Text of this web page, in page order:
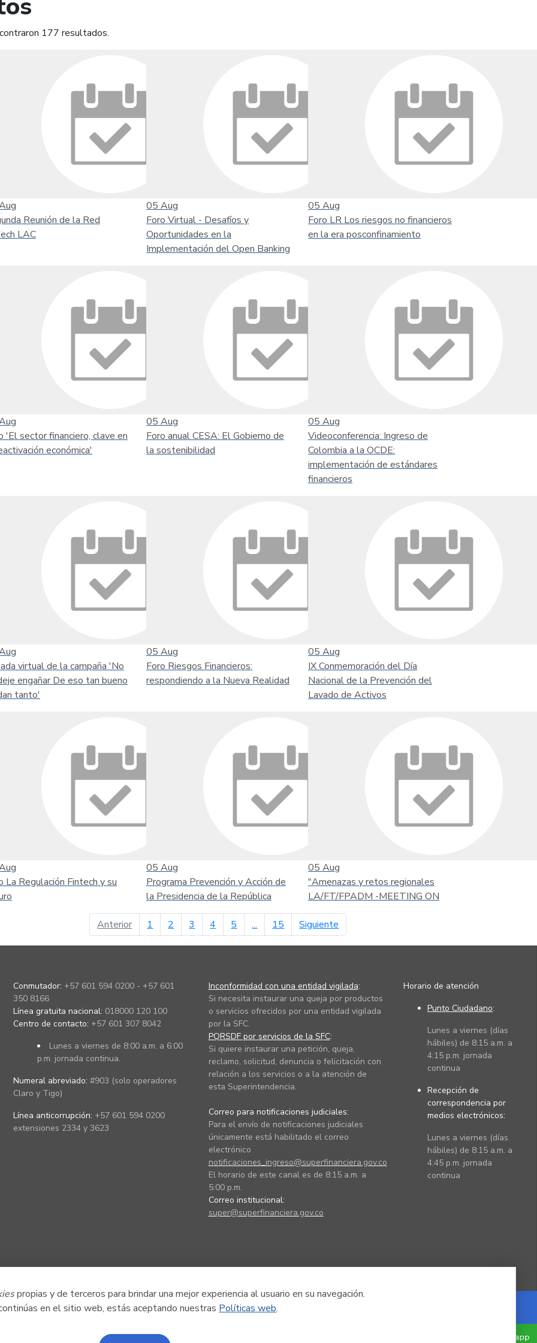
propias y de terceros para brindar una mejor experiencia al usuario en su navegación.
en el sitio web, estás aceptando nuestras Políticas web.
177 resultados.
Reunión de la Red
LAC
05 Aug
Foro Virtual - Desafíos y
Oportunidades en la
Implementación del Open Banking
05 Aug
Foro LR Los riesgos no financieros
en la era posconfinamiento
'El sector financiero, clave en
económica'
05 Aug
Foro anual CESA: El Gobierno de
la sostenibilidad
05 Aug
Videoconferencia: Ingreso de
Colombia a la OCDE:
implementación de estándares
financieros
virtual de la campaña 'No
engañar De eso tan bueno
tanto'
05 Aug
Foro Riesgos Financieros:
respondiendo a la Nueva Realidad
05 Aug
IX Conmemoración del Día
Nacional de la Prevención del
Lavado de Activos
La Regulación Fintech y su
05 Aug
Programa Prevención y Acción de
la Presidencia de la República
05 Aug
"Amenazas y retos regionales
LA/FT/FPADM -MEETING ON
Anteriorpágina anterior
1 2 3 4 5 ... 15 Siguiente
Conmutador: +57 601 594 0200 - +57 601
350 8166
Línea gratuita nacional: 018000 120 100
Centro de contacto: +57 601 307 8042
Lunes a viernes de 8:00 a.m. a 6:00
p.m. jornada continua.
Numeral abreviado: #903 (solo operadores
Claro y Tigo)
Línea anticorrupción: +57 601 594 0200
extensiones 2334 y 3623
Inconformidad con una entidad vigilada:
Si necesita instaurar una queja por productos
o servicios ofrecidos por una entidad vigilada
por la SFC.
PQRSDF por servicios de la SFC:
Si quiere instaurar una petición, queja,
reclamo, solicitud, denuncia o felicitación con
relación a los servicios o a la atención de
esta Superintendencia.
Correo para notificaciones judiciales:
Para el envío de notificaciones judiciales
únicamente está habilitado el correo
electrónico
notificaciones_ingreso@superfinanciera.gov.co
El horario de este canal es de 8:15 a.m. a
5:00 p.m.
Correo institucional:
super@superfinanciera.gov.co
Horario de atención
Punto Ciudadano:
Lunes a viernes (días
hábiles) de 8:15 a.m. a
4:15 p.m. jornada
continua
Recepción de
correspondencia por
medios electrónicos:
Lunes a viernes (días
hábiles) de 8:15 a.m. a
4:45 p.m. jornada
continua
Powered by Nexura